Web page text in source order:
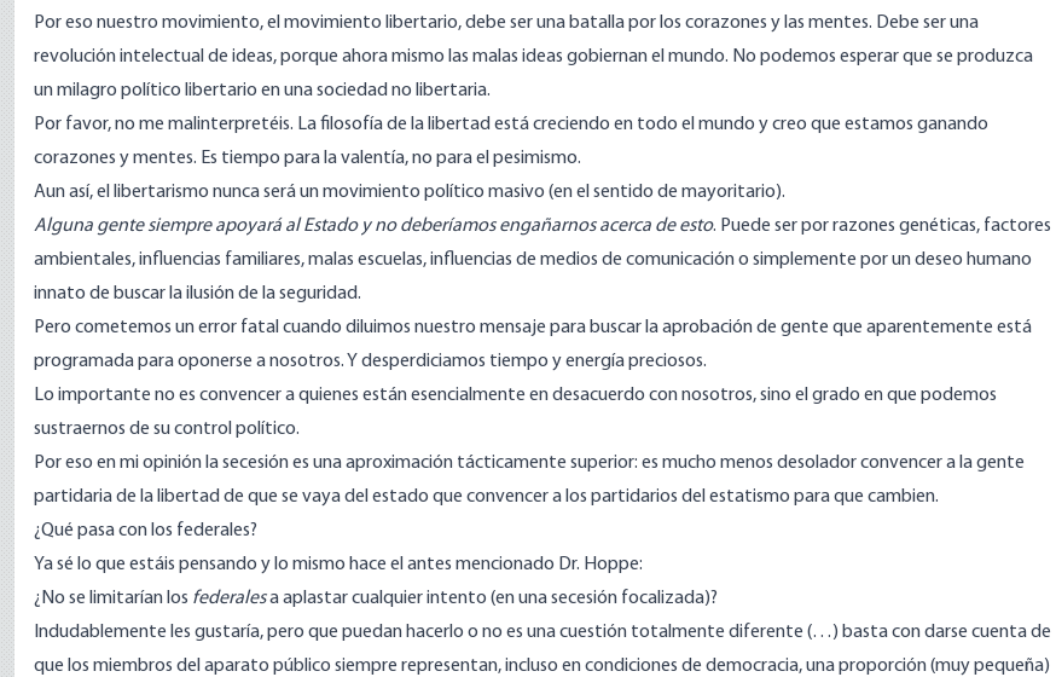
Por eso nuestro movimiento, el movimiento libertario, debe ser una batalla por los corazones y las mentes. Debe ser una
revolución intelectual de ideas, porque ahora mismo las malas ideas gobiernan el mundo. No podemos esperar que se produzca
un milagro político libertario en una sociedad no libertaria.
Por favor, no me malinterpretéis. La filosofía de la libertad está creciendo en todo el mundo y creo que estamos ganando
corazones y mentes. Es tiempo para la valentía, no para el pesimismo.
Aun así, el libertarismo nunca será un movimiento político masivo (en el sentido de mayoritario).
Alguna gente siempre apoyará al Estado y no deberíamos engañarnos acerca de esto. Puede ser por razones genéticas, factores
ambientales, influencias familiares, malas escuelas, influencias de medios de comunicación o simplemente por un deseo humano
innato de buscar la ilusión de la seguridad.
Pero cometemos un error fatal cuando diluimos nuestro mensaje para buscar la aprobación de gente que aparentemente está
programada para oponerse a nosotros. Y desperdiciamos tiempo y energía preciosos.
Lo importante no es convencer a quienes están esencialmente en desacuerdo con nosotros, sino el grado en que podemos
sustraernos de su control político.
Por eso en mi opinión la secesión es una aproximación tácticamente superior: es mucho menos desolador convencer a la gente
partidaria de la libertad de que se vaya del estado que convencer a los partidarios del estatismo para que cambien.
¿Qué pasa con los federales?
Ya sé lo que estáis pensando y lo mismo hace el antes mencionado Dr. Hoppe:
¿No se limitarían los federalesa aplastar cualquier intento (en una secesión focalizada)?
Indudablemente les gustaría, pero que puedan hacerlo o no es una cuestión totalmente diferente (…) basta con darse cuenta de
que los miembros del aparato público siempre representan, incluso en condiciones de democracia, una proporción (muy pequeña)